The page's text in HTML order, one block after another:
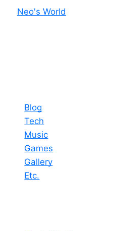
Neo's World
Blog
Tech
Music
Games
Gallery
Etc.